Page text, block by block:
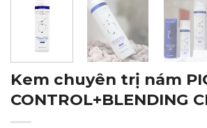
Kem chuyên trị nám
CONTROL+BLENDING